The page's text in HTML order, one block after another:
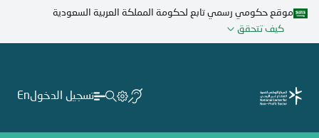
تجاوز
المحتوى
موقع حكومي رسمي تابع لحكومة المملكة العربية السعودية
كيف تتحقق
تسجيل الدخولEn